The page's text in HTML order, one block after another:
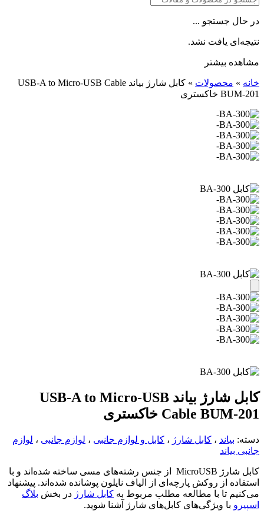
در حال جستجو ...
نتیجه‌ای یافت نشد.
مشاهده بیشتر
خانه » محصولات »
کابل شارژ بیاند USB-A to Micro-USB Cable
BUM-201 خاکستری
کابل شارژ بیاند USB-A to Micro-USB
Cable BUM-201 خاکستری
دسته: بیاند ، کابل شارژ ، کابل و لوازم جانبی ، لوازم جانبی ، لوازم
جانبی بیاند
کابل شارژ MicroUSB از جنس رشته‌های مسی ساخته شده‌اند و با
استفاده از روکش پارچه‌ای از الیاف نایلون پوشانده شده‌اند. پیشنهاد
می‌کنیم تا با مطالعه مطلب مربوط به کابل شارژ در بخش بلاگ
اسپیرو با ویژگی‌های کابل‌های شارژ آشنا شوید.